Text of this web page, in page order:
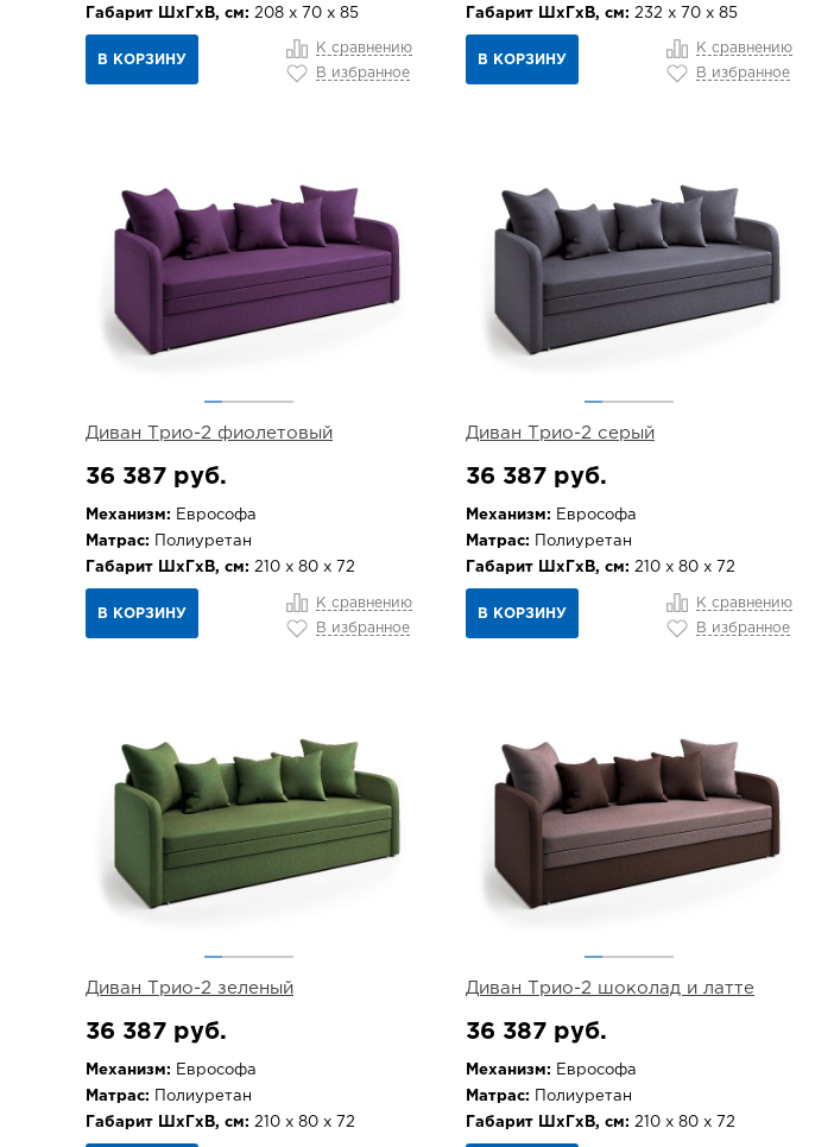
Габарит ШхГхВ, см: 208 х 70 х 85
В КОРЗИНУ
К сравнению
В избранное
Габарит ШхГхВ, см: 232 х 70 х 85
В КОРЗИНУ
К сравнению
В избранное
Диван Трио-2 фиолетовый
36 387 руб.
Механизм: Еврософа
Матрас: Полиуретан
Габарит ШхГхВ, см: 210 х 80 х 72
В КОРЗИНУ
К сравнению
В избранное
Диван Трио-2 серый
36 387 руб.
Механизм: Еврософа
Матрас: Полиуретан
Габарит ШхГхВ, см: 210 х 80 х 72
В КОРЗИНУ
К сравнению
В избранное
Диван Трио-2 зеленый
36 387 руб.
Механизм: Еврософа
Матрас: Полиуретан
Габарит ШхГхВ, см: 210 х 80 х 72
Диван Трио-2 шоколад и латте
36 387 руб.
Механизм: Еврософа
Матрас: Полиуретан
Габарит ШхГхВ, см: 210 х 80 х 72